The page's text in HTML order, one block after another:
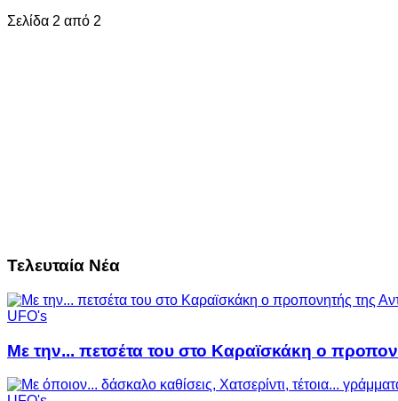
Σελίδα 2 από 2
Τελευταία Νέα
UFO's
Με την... πετσέτα του στο Καραϊσκάκη ο